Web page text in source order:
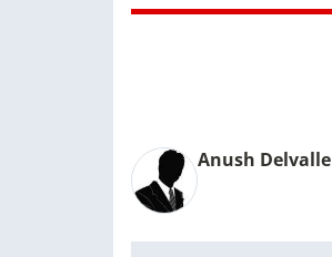
Anush Delvalle